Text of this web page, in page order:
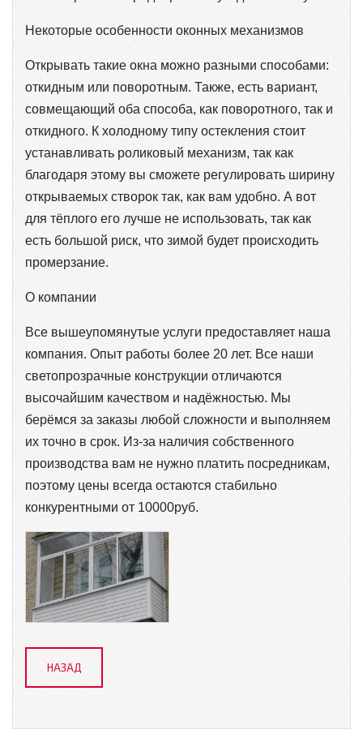
Некоторые особенности оконных механизмов
Открывать такие окна можно разными способами:
откидным или поворотным. Также, есть вариант,
совмещающий оба способа, как поворотного, так и
откидного. К холодному типу остекления стоит
устанавливать роликовый механизм, так как
благодаря этому вы сможете регулировать ширину
открываемых створок так, как вам удобно. А вот
для тёплого его лучше не использовать, так как
есть большой риск, что зимой будет происходить
промерзание.
О компании
Все вышеупомянутые услуги предоставляет наша
компания. Опыт работы более 20 лет. Все наши
светопрозрачные конструкции отличаются
высочайшим качеством и надёжностью. Мы
берёмся за заказы любой сложности и выполняем
их точно в срок. Из-за наличия собственного
производства вам не нужно платить посредникам,
поэтому цены всегда остаются стабильно
конкурентными от 10000руб.
НАЗАД